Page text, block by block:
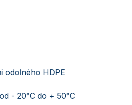
odolného HDPE
- 20°C do + 50°C